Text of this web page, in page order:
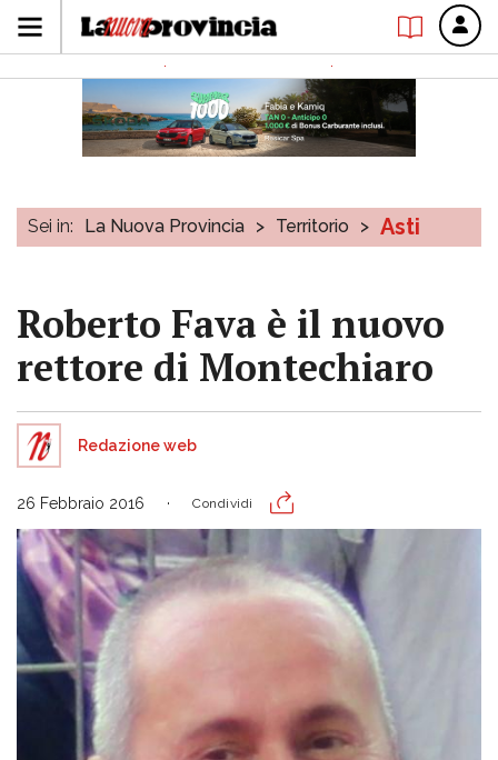
Sei in: La Nuova Provincia > Territorio > Asti
Roberto Fava è il nuovo
rettore di Montechiaro
Redazione web
26 Febbraio 2016 Condividi